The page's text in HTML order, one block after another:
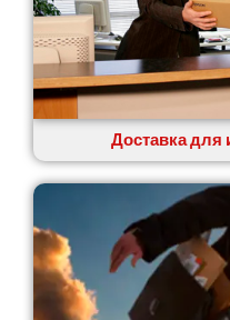
Слобожанское
Смела
Софиевская
Сокольники
Солоницевка
Староконстантинов
Старые Петровцы
Стебник
Стоянка
Стрый
Сумы
Светловодск
Доставка для